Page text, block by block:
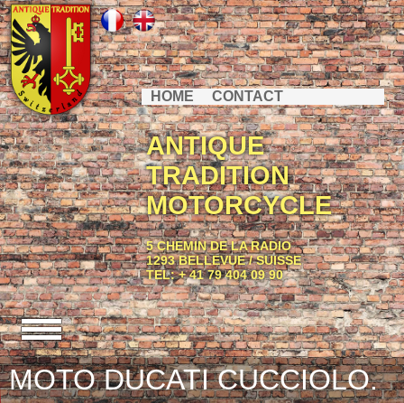
HOME CONTACT
ANTIQUE
TRADITION
MOTORCYCLE
5 CHEMIN DE LA RADIO
1293 BELLEVUE / SUISSE
TEL: + 41 79 404 09 90
MOTO DUCATI CUCCIOLO.